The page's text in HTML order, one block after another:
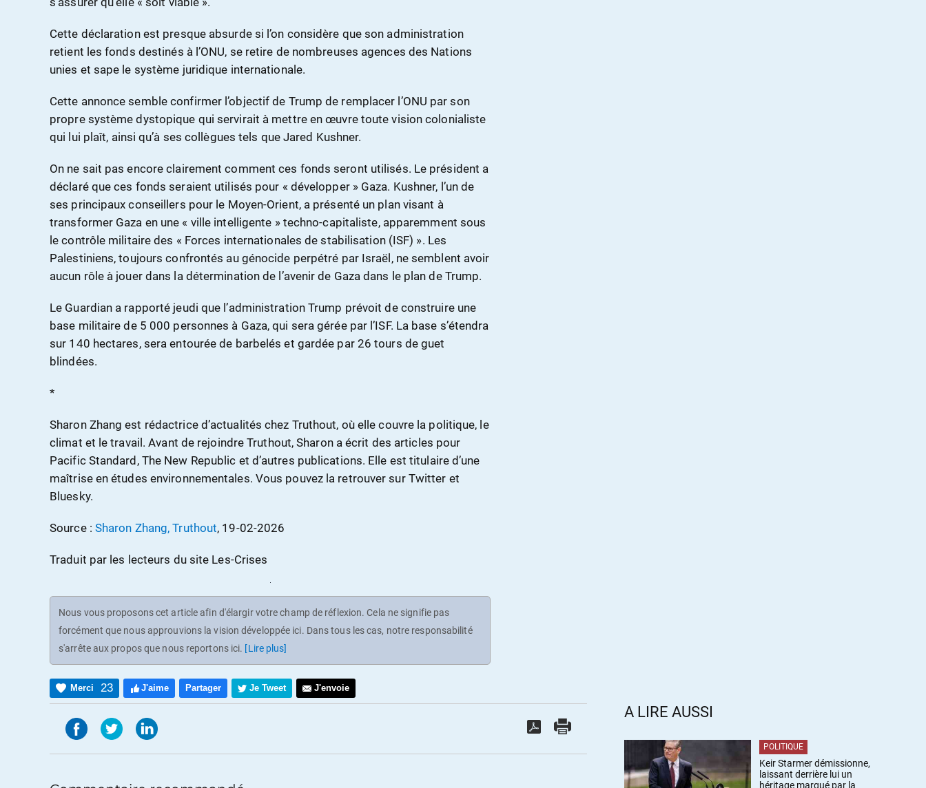
Cette déclaration est presque absurde si l’on considère que son administration
retient les fonds destinés à l’ONU, se retire de nombreuses agences des Nations
unies et sape le système juridique internationale.
Cette annonce semble confirmer l’objectif de Trump de remplacer l’ONU par son
propre système dystopique qui servirait à mettre en œuvre toute vision colonialiste
qui lui plaît, ainsi qu’à ses collègues tels que Jared Kushner.
On ne sait pas encore clairement comment ces fonds seront utilisés. Le président a
déclaré que ces fonds seraient utilisés pour « développer » Gaza. Kushner, l’un de
ses principaux conseillers pour le Moyen-Orient, a présenté un plan visant à
transformer Gaza en une « ville intelligente » techno-capitaliste, apparemment sous
le contrôle militaire des « Forces internationales de stabilisation (ISF) ». Les
Palestiniens, toujours confrontés au génocide perpétré par Israël, ne semblent avoir
aucun rôle à jouer dans la détermination de l’avenir de Gaza dans le plan de Trump.
Le Guardian a rapporté jeudi que l’administration Trump prévoit de construire une
base militaire de 5 000 personnes à Gaza, qui sera gérée par l’ISF. La base s’étendra
sur 140 hectares, sera entourée de barbelés et gardée par 26 tours de guet
blindées.
*
Sharon Zhang est rédactrice d’actualités chez Truthout, où elle couvre la politique, le
climat et le travail. Avant de rejoindre Truthout, Sharon a écrit des articles pour
Pacific Standard, The New Republic et d’autres publications. Elle est titulaire d’une
maîtrise en études environnementales. Vous pouvez la retrouver sur Twitter et
Bluesky.
Source : Sharon Zhang, Truthout, 19-02-2026
Traduit par les lecteurs du site Les-Crises
Nous vous proposons cet article afin d'élargir votre champ de réflexion. Cela ne signifie pas
forcément que nous approuvions la vision développée ici. Dans tous les cas, notre responsabilité
s'arrête aux propos que nous reportons ici. [Lire plus]
Merci 23 J'aime Partager Je Tweet J'envoie
A LIRE AUSSI
POLITIQUE
Keir Starmer démissionne,
laissant derrière lui un
héritage marqué par la